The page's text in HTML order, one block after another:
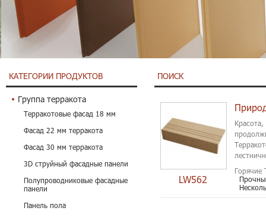
КАТЕГОРИИ ПРОДУКТОВ
Группа терракота
Терракотовые фасад 18 мм
Фасад 22 мм терракота
Фасад 30 мм терракота
3D струйный фасадные панели
Полупроводниковые фасадные
панели
Панель пола
ПОИСК
LW562
Горячие